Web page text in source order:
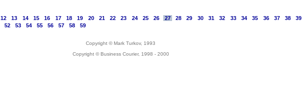
12 13 14 15 16 17 18 19 20 21 22 23 24 25 26 27 28 29 30 31 32 33 34 35 36 37 38 39
52 53 54 55 56 57 58 59
Copyright © Mark Turkov, 1993
Copyright © Business Courier, 1998 - 2000